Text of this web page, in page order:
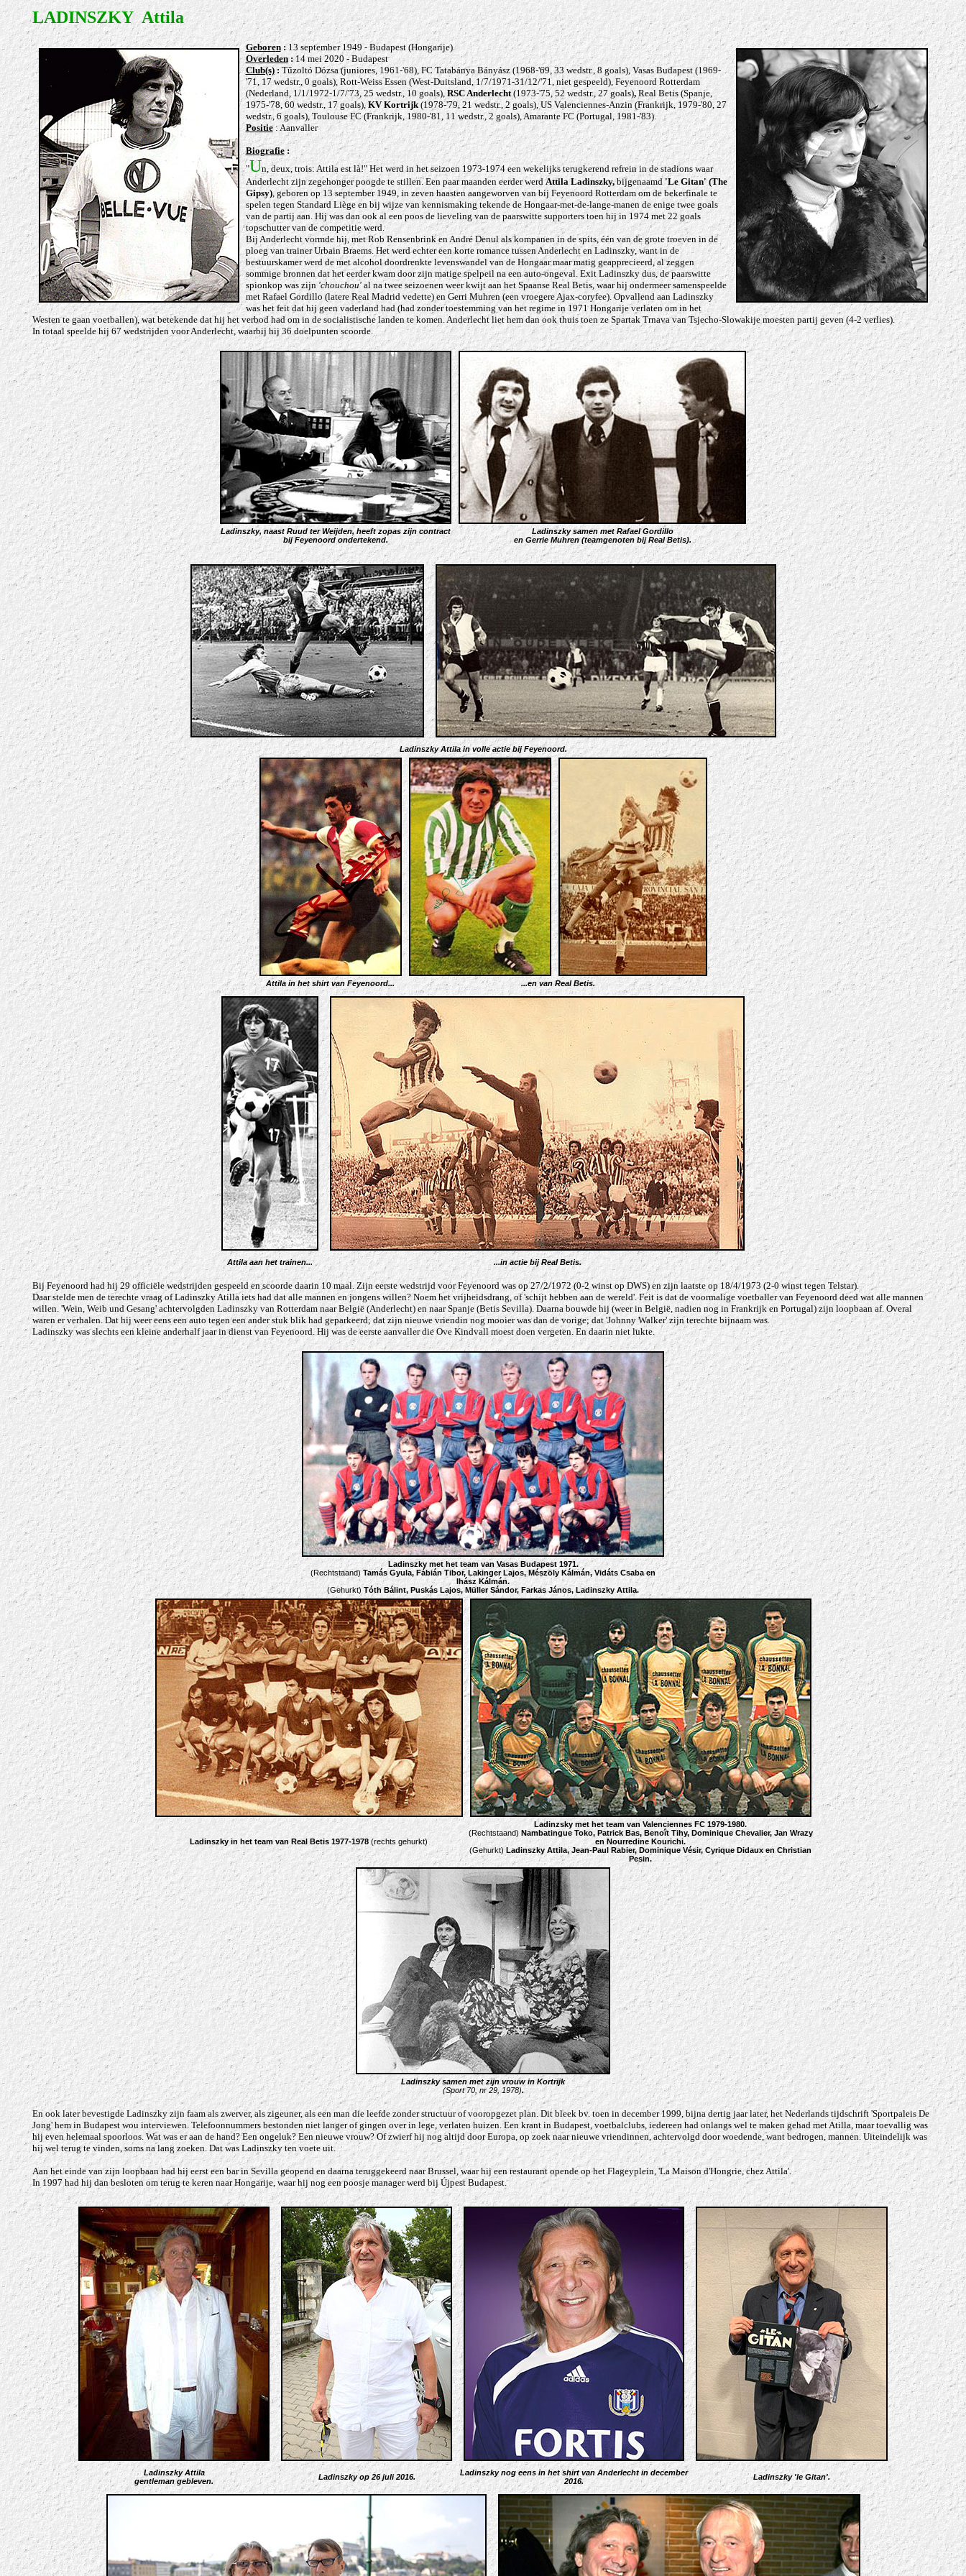
LADINSZKY Attila
Geboren:13 september 1949 - Budapest (Hongarije)
Overleden:14 mei 2020 - Budapest
Club(s):Tűzoltó Dózsa (juniores, 1961-'68), FC Tatabánya Bányász (1968-'69, 33 wedstr., 8 goals), Vasas Budapest (1969-
'71, 17 wedstr., 0 goals), Rott-Weiss Essen (West-Duitsland, 1/7/1971-31/12/'71, niet gespeeld), Feyenoord Rotterdam
(Nederland, 1/1/1972-1/7/'73, 25 wedstr., 10 goals), RSC Anderlecht(1973-'75, 52 wedstr., 27 goals), Real Betis (Spanje,
1975-'78, 60 wedstr., 17 goals), KV Kortrijk (1978-'79, 21 wedstr., 2 goals), US Valenciennes-Anzin (Frankrijk, 1979-'80, 27
wedstr., 6 goals), Toulouse FC (Frankrijk, 1980-'81, 11 wedstr., 2 goals), Amarante FC (Portugal, 1981-'83).
Positie : Aanvaller
Biografie:
"Un, deux, trois: Attila est là!" Het werd in het seizoen 1973-1974 een wekelijks terugkerend refrein in de stadions waar
Anderlecht zijn zegehonger poogde te stillen. Een paar maanden eerder werd Attila Ladinszky,bijgenaamd 'Le Gitan' (The
Gipsy), geboren op 13 september 1949, in zeven haasten aangeworven van bij Feyenoord Rotterdam om de bekerfinale te
spelen tegen Standard Liège en bij wijze van kennismaking tekende de Hongaar-met-de-lange-manen de enige twee goals
van de partij aan. Hij was dan ook al een poos de lieveling van de paarswitte supporters toen hij in 1974 met 22 goals
topschutter van de competitie werd.
Bij Anderlecht vormde hij, met Rob Rensenbrink en André Denul als kompanen in de spits, één van de grote troeven in de
ploeg van trainer Urbain Braems. Het werd echter een korte romance tussen Anderlecht en Ladinszky, want in de
bestuurskamer werd de met alcohol doordrenkte levenswandel van de Hongaar maar matig geapprecieerd, al zeggen
sommige bronnen dat het eerder kwam door zijn matige spelpeil na een auto-ongeval. Exit Ladinszky dus, de paarswitte
spionkop was zijn 'chouchou' al na twee seizoenen weer kwijt aan het Spaanse Real Betis, waar hij ondermeer samenspeelde
met Rafael Gordillo (latere Real Madrid vedette) en Gerri Muhren (een vroegere Ajax-coryfee). Opvallend aan Ladinszky
was het feit dat hij geen vaderland had (had zonder toestemming van het regime in 1971 Hongarije verlaten om in het
Westen te gaan voetballen), wat betekende dat hij het verbod had om in de socialistische landen te komen. Anderlecht liet hem dan ook thuis toen ze Spartak Trnava van Tsjecho-Slowakije moesten partij geven (4-2 verlies).
In totaal speelde hij 67 wedstrijden voor Anderlecht, waarbij hij 36 doelpunten scoorde.
Ladinszky, naast Ruud ter Weijden, heeft zopas zijn contract
bij Feyenoord ondertekend.
Ladinszky samen met Rafael Gordillo
en Gerrie Muhren (teamgenoten bij Real Betis).
Ladinszky Attila in volle actie bij Feyenoord.
Attila in het shirt van Feyenoord... ...en van Real Betis.
Attila aan het trainen... ...in actie bij Real Betis.
Bij Feyenoord had hij 29 officiële wedstrijden gespeeld en scoorde daarin 10 maal. Zijn eerste wedstrijd voor Feyenoord was op 27/2/1972 (0-2 winst op DWS) en zijn laatste op 18/4/1973 (2-0 winst tegen Telstar).
Daar stelde men de terechte vraag of Ladinszky Atilla iets had dat alle mannen en jongens willen? Noem het vrijheidsdrang, of 'schijt hebben aan de wereld'. Feit is dat de voormalige voetballer van Feyenoord deed wat alle mannen
willen. 'Wein, Weib und Gesang' achtervolgden Ladinszky van Rotterdam naar België (Anderlecht) en naar Spanje (Betis Sevilla). Daarna bouwde hij (weer in België, nadien nog in Frankrijk en Portugal) zijn loopbaan af. Overal
waren er verhalen. Dat hij weer eens een auto tegen een ander stuk blik had geparkeerd; dat zijn nieuwe vriendin nog mooier was dan de vorige; dat 'Johnny Walker' zijn terechte bijnaam was.
Ladinszky was slechts een kleine anderhalf jaar in dienst van Feyenoord. Hij was de eerste aanvaller die Ove Kindvall moest doen vergeten. En daarin niet lukte.
Ladinszky met het team van Vasas Budapest 1971.
(Rechtstaand) Tamás Gyula, Fábián Tibor, Lakinger Lajos, Mészöly Kálmán, Vidáts Csaba en
Ihász Kálmán.
(Gehurkt)Tóth Bálint, Puskás Lajos, Müller Sándor, Farkas János, Ladinszky Attila.
Ladinszky in het team van Real Betis 1977-1978 (rechts gehurkt)
Ladinzsky met het team van Valenciennes FC 1979-1980.
(Rechtstaand) Nambatingue Toko, Patrick Bas, Benoît Tihy, Dominique Chevalier, Jan Wrazy
en Nourredine Kourichi.
(Gehurkt)Ladinszky Attila, Jean-Paul Rabier, Dominique Vésir, Cyrique Didaux en Christian
Pesin.
Ladinszky samen met zijn vrouw in Kortrijk
(Sport 70, nr 29, 1978).
En ook later bevestigde Ladinszky zijn faam als zwerver, als zigeuner, als een man die leefde zonder structuur of vooropgezet plan. Dit bleek bv. toen in december 1999, bijna dertig jaar later, het Nederlands tijdschrift 'Sportpaleis De
Jong' hem in Budapest wou interviewen. Telefoonnummers bestonden niet langer of gingen over in lege, verlaten huizen. Een krant in Budapest, voetbalclubs, iedereen had onlangs wel te maken gehad met Atilla, maar toevallig was
hij even helemaal spoorloos. Wat was er aan de hand? Een ongeluk? Een nieuwe vrouw? Of zwierf hij nog altijd door Europa, op zoek naar nieuwe vriendinnen, achtervolgd door woedende, want bedrogen, mannen. Uiteindelijk was
hij wel terug te vinden, soms na lang zoeken. Dat was Ladinszky ten voete uit.
Aan het einde van zijn loopbaan had hij eerst een bar in Sevilla geopend en daarna teruggekeerd naar Brussel, waar hij een restaurant opende op het Flageyplein, 'La Maison d'Hongrie, chez Attila'.
In 1997 had hij dan besloten om terug te keren naar Hongarije, waar hij nog een poosje manager werd bij Újpest Budapest.
Ladinszky Attila
gentleman gebleven.
Ladinszky op 26 juli 2016.
Ladinszky nog eens in het shirt van Anderlecht in december
2016.
Ladinszky 'le Gitan'.